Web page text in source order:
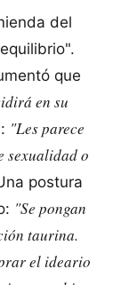
del
que
en su
"Les parece
sexualidad o
postura
"Se pongan
taurina.
el ideario